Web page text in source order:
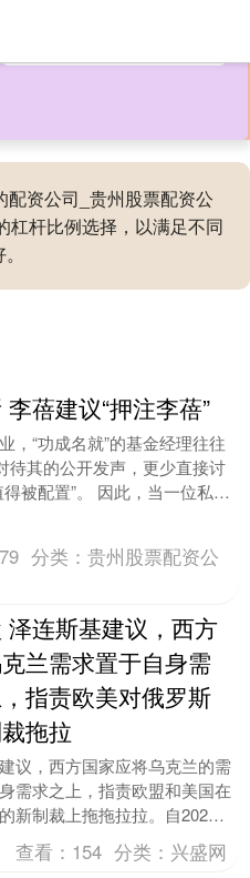
资公司_贵州股票配资公
杠杆比例选择，以满足不同
李蓓建议“押注李蓓”
，“功成名就”的基金经理往往
待其的公开发声，更少直接讨
得被配置”。 因此，当一位私募
在公开平台上高调发文，系统
分类：贵州股票配资公
泽连斯基建议，西方
兰需求置于自身需
指责欧美对俄罗斯
拖拉
议，西方国家应将乌克兰的需
需求之上，指责欧盟和美国在
新制裁上拖拖拉拉。自2022
突升级以来，莫斯科一直面临
支持....
查看： 154 分类： 兴盛网